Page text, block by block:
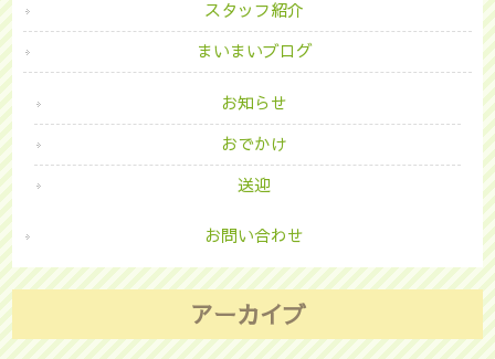
スタッフ紹介
まいまいブログ
お知らせ
おでかけ
送迎
お問い合わせ
アーカイブ